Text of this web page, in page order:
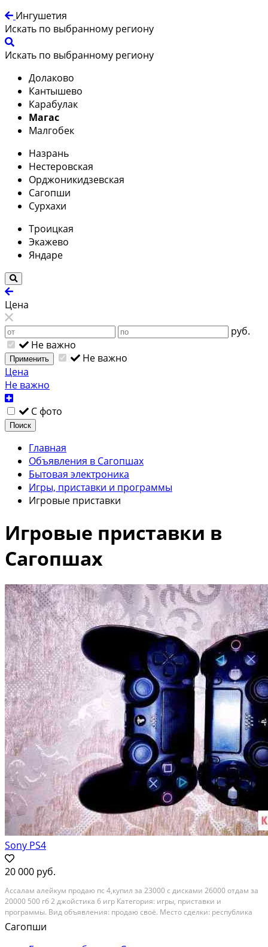
Ингушетия
Искать по выбранному региону
Искать по выбранному региону
Долаково
Кантышево
Карабулак
Магас
Малгобек
Назрань
Нестеровская
Орджоникидзевская
Сагопши
Сурхахи
Троицкая
Экажево
Яндаре
Цена
руб.
Не важно
Применить
Не важно
Цена
Не важно
С фото
Поиск
Главная
Объявления в Сагопшах
Бытовая электроника
Игры, приставки и программы
Игровые приставки
Игровые приставки в
Сагопшах
Sony PS4
20 000 руб.
Ассалам алейкум продаю пс 4,купил за 23000 с дисками 26000 отдам за
20000 500 гб 2 джойстика 6 игр Категория: игры, приставки и
программы. Вид объявления: продаю своё. Место сделки: республика
ингушетия, малгобекский район
Сагопши